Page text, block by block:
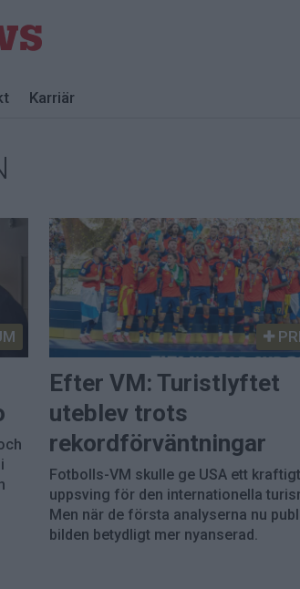
Karriär
Efter VM: Turistlyftet
uteblev trots
rekordförväntningar
Fotbolls-VM skulle ge USA ett kraftigt
uppsving för den internationella
Men när de första analyserna nu
bilden betydligt mer nyanserad.